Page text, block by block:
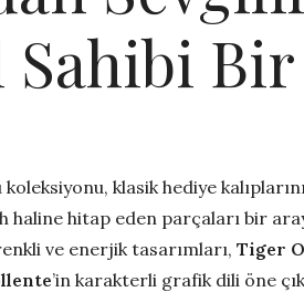
Sahibi
klasik hediye
haline hitap eden parçaları bir
ve enerjik tasarımları, Tiger
’in karakterli grafik dili öne